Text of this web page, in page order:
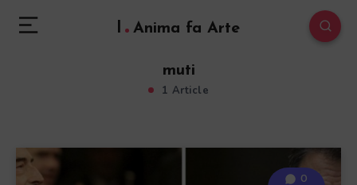
l Anima fa Arte
muti
1 Article
0